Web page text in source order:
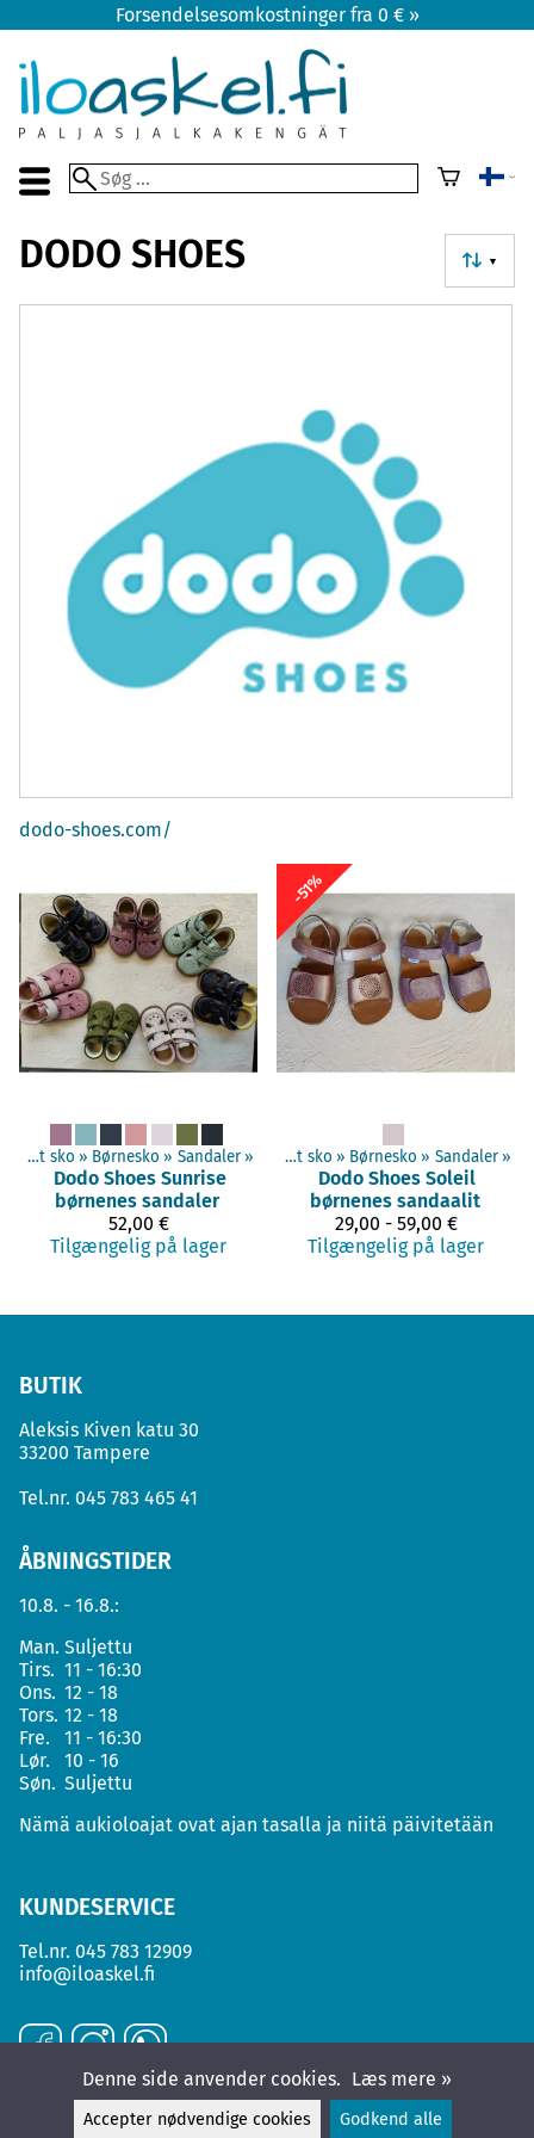
Forsendelsesomkostninger fra 0 € »
▼
DODO SHOES
dodo-shoes.com/
Barefoot sko ‪» Børnesko ‪» Sandaler ‪»
Dodo Shoes Sunrise
børnenes sandaler
52,00 €
Tilgængelig på lager
-51%
Produkterne‪» Barefoot sko ‪» Børnesko ‪» Sandaler ‪»
Dodo Shoes Soleil
børnenes sandaalit
29,00 - 59,00 €
Tilgængelig på lager
BUTIK
Aleksis Kiven katu 30
33200 Tampere
Tel.nr. 045 783 465 41
ÅBNINGSTIDER
10.8. - 16.8.:
Man. Suljettu
Tirs. 11 - 16:30
Ons. 12 - 18
Tors. 12 - 18
Fre.
11 - 16:30
Lør.
10 - 16
Søn. Suljettu
Nämä aukioloajat ovat ajan tasalla ja niitä päivitetään
KUNDESERVICE
Tel.nr. 045 783 12909
info@iloaskel.fi
Denne side anvender cookies. Læs mere »
Accepter nødvendige cookies Godkend alle